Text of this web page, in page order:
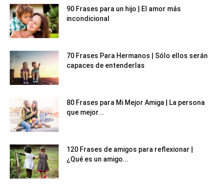
90 Frases para un hijo | El amor más
incondicional
70 Frases Para Hermanos | Sólo ellos serán
capaces de entenderlas
80 Frases para Mi Mejor Amiga | La persona
que mejor...
120 Frases de amigos para reflexionar |
¿Qué es un amigo...